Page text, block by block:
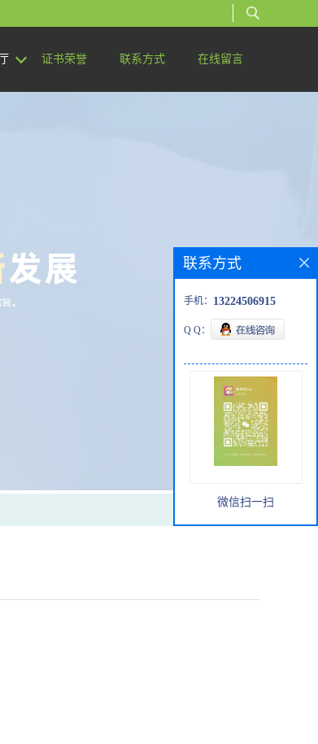
证书荣誉 联系方式 在线留言
联系方式
手机： 13224506915
Q Q：
微信扫一扫